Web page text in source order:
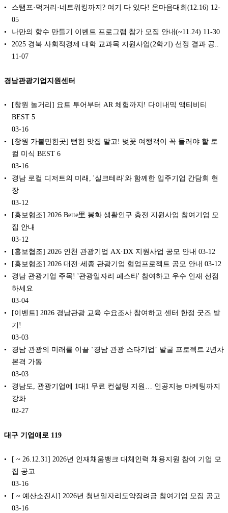
스탬프·먹거리·네트워킹까지? 여기 다 있다! 온마음대회(12.16) 12-
05
나만의 향수 만들기 이벤트 프로그램 참가 모집 안내(~11.24) 11-30
2025 경북 사회적경제 대학 교과목 지원사업(2학기) 선정 결과 공..
11-07
경남관광기업지원센터
[창원 놀거리] 요트 투어부터 AR 체험까지! 다이내믹 액티비티
BEST 5
03-16
[창원 가볼만한곳] 뻔한 맛집 말고! 벚꽃 여행객이 꼭 들러야 할 로
컬 미식 BEST 6
03-16
경남 로컬 디저트의 미래, '실크테라'와 함께한 입주기업 간담회 현
장
03-12
[홍보협조] 2026 Bette里 봉화 생활인구 충전 지원사업 참여기업 모
집 안내
03-12
[홍보협조] 2026 인천 관광기업 AX·DX 지원사업 공모 안내 03-12
[홍보협조] 2026 대전·세종 관광기업 협업프로젝트 공모 안내 03-12
경남 관광기업 주목! '관광일자리 페스타' 참여하고 우수 인재 선점
하세요
03-04
[이벤트] 2026 경남관광 교육 수요조사 참여하고 센터 한정 굿즈 받
기!
03-03
경남 관광의 미래를 이끌 ‘경남 관광 스타기업’ 발굴 프로젝트 2년차
본격 가동
03-03
경남도, 관광기업에 1대1 무료 컨설팅 지원… 인공지능 마케팅까지
강화
02-27
대구 기업애로 119
[ ~ 26.12.31] 2026년 인재채움뱅크 대체인력 채용지원 참여 기업 모
집 공고
03-16
[ ~ 예산소진시] 2026년 청년일자리도약장려금 참여기업 모집 공고
03-16